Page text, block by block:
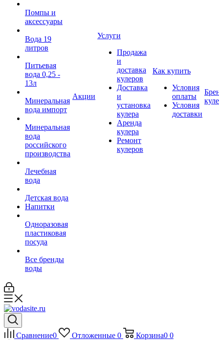
Помпы и
аксессуары
Вода 19
литров
Питьевая
вода 0,25 -
13л
Минеральная
вода импорт
Минеральная
вода
российского
производства
Лечебная
вода
Детская вода
Напитки
Одноразовая
пластиковая
посуда
Все бренды
воды
Акции
Услуги
Продажа
и
доставка
кулеров
Доставка
и
установка
кулера
Аренда
кулера
Ремонт
кулеров
Как купить
Условия
оплаты
Условия
доставки
Сравнение0 Отложенные 0 Корзина0 0